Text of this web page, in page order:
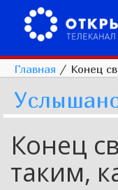
Главная / Конец
Конец
таким,